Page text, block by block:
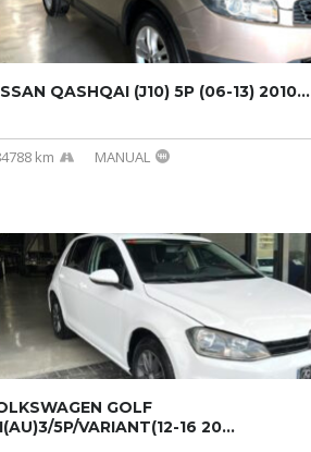
QASHQAI (J10) 5P (06-13) 2010...
km MANUAL
GOLF
5P/VARIANT(12-16 20...